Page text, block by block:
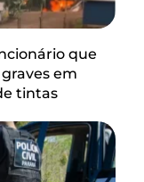
que
em
tintas